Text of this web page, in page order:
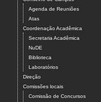
Agenda de Reuniões
Atas
Coordenação Acadêmica
Secretaria Acadêmica
NuDE
Biblioteca
Laboratórios
Direção
Comissões locais
Comissão de Concursos